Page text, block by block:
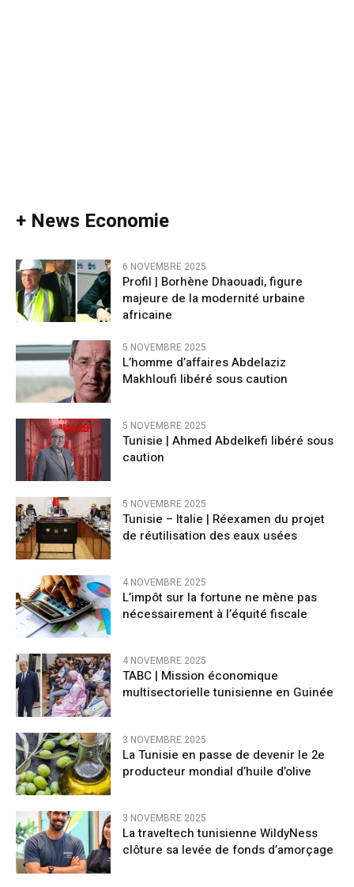
+ News Economie
6 NOVEMBRE 2025
Profil | Borhène Dhaouadi, figure
majeure de la modernité urbaine
africaine
5 NOVEMBRE 2025
L’homme d’affaires Abdelaziz
Makhloufi libéré sous caution
5 NOVEMBRE 2025
Tunisie | Ahmed Abdelkefi libéré sous
caution
5 NOVEMBRE 2025
Tunisie – Italie | Réexamen du projet
de réutilisation des eaux usées
4 NOVEMBRE 2025
L’impôt sur la fortune ne mène pas
nécessairement à l’équité fiscale
4 NOVEMBRE 2025
TABC | Mission économique
multisectorielle tunisienne en Guinée
3 NOVEMBRE 2025
La Tunisie en passe de devenir le 2e
producteur mondial d’huile d’olive
3 NOVEMBRE 2025
La traveltech tunisienne WildyNess
clôture sa levée de fonds d’amorçage